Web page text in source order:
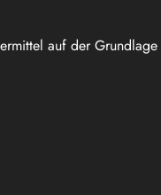
auf der